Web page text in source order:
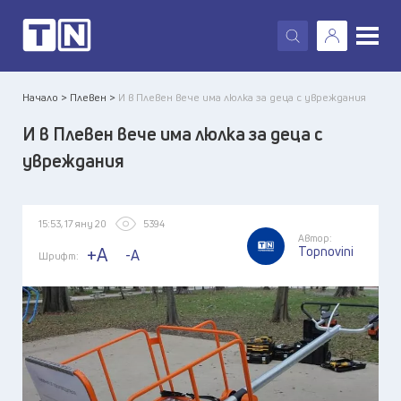
X
Начало > Плевен > И в Плевен вече има люлка за деца с увреждания
И в Плевен вече има люлка за деца с
увреждания
15:53, 17 яну 20 5394
Шрифт: +A -A
Автор:
Topnovini